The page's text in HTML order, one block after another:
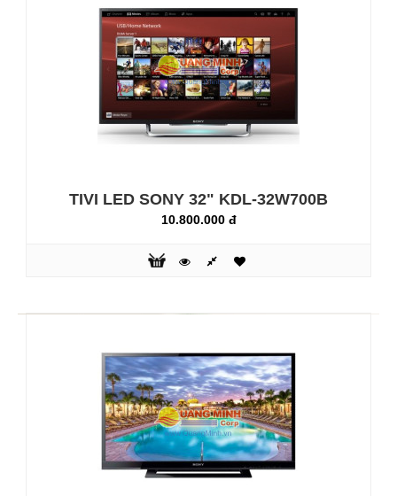
năng được tích hợp như là Clear Resolution Enhancer và
ràng. Trải nghiệm xem được nâng caolàm hài lòng mọi
thành viên.Công nghệ ..
TIVI LED SONY 32" KDL-32W700B
10.800.000 đ